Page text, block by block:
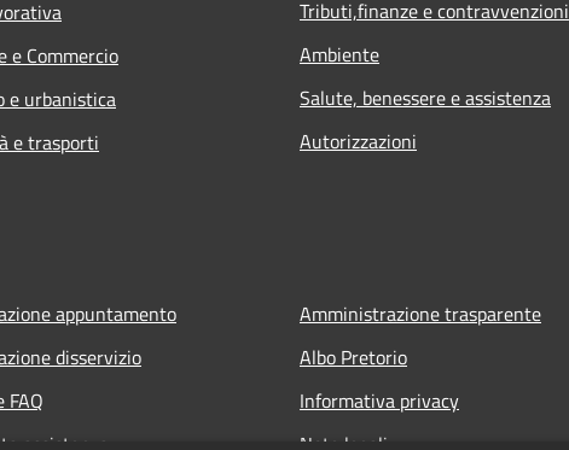
e Commercio
e urbanistica
e trasporti
Tributi,finanze e contravvenzioni
Ambiente
Salute, benessere e assistenza
Autorizzazioni
appuntamento
disservizio
FAQ
assistenza
Amministrazione trasparente
Albo Pretorio
Informativa privacy
Note legali